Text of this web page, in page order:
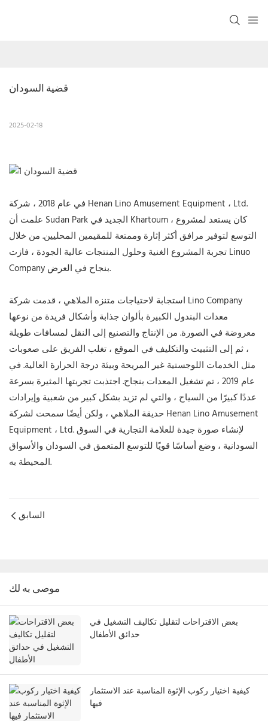
قضية السودان
2025-02-18
في عام 2018 ، شركة Henan Lino Amusement Equipment ، Ltd.
علمت أن Sudan Park الجديد في Khartoum ، كان يستعد لمشروع
التوسع لتوفير مرافق أكثر إثارة وممتعة للمقيمين المحليين. من خلال
تجربة المشروع الغنية وحلول المنتجات عالية الجودة ، فازت Linuo
Company بنجاح في العرض.
استجابة لاحتياجات متنزه الملاهي ، قدمت شركة Lino Company
معدات البندول الكبيرة بألوان جذابة وأشكال فريدة من نوعها
معروضة في الصورة. من الإنتاج والتصنيع إلى النقل لمسافات طويلة
، ثم إلى التثبيت والتكليف في الموقع ، تغلب الفريق على صعوبات
مثل الخدمات اللوجستية غير المريحة وبيئة درجة الحرارة العالية. في
عام 2019 ، تم تشغيل المعدات بنجاح. اجتذبت تجربتها المثيرة بسرعة
عددًا كبيرًا من السياح ، والتي لم تزيد بشكل كبير من شعبية وإيرادات
حديقة الملاهي ، ولكن أيضًا سمحت لشركة Henan Lino Amusement
Equipment ، Ltd. لإنشاء صورة جيدة للعلامة التجارية في السوق
السودانية ، وضع أساسًا قويًا للتوسع المتعمق في السودان والأسواق
المحيطة به.
السابق
موصى به لك
بعض الاقتراحات لتقليل تكاليف التشغيل في
حدائق الأطفال
كيفية اختيار ركوب الإثوة المناسبة عند الاستثمار
فيها